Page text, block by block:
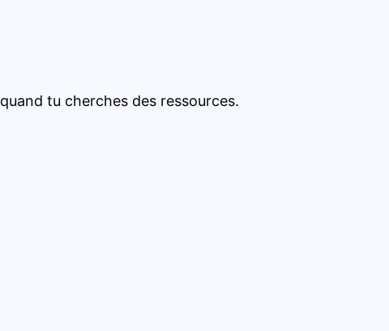
tu cherches des ressources.